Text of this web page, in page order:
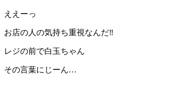
ええーっ
お店の人の気持ち重視なんだ‼
レジの前で白玉ちゃん
その言葉にじーん…